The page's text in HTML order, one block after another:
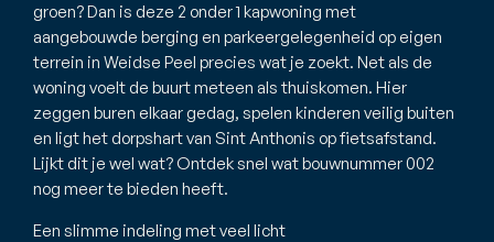
groen? Dan is deze 2 onder 1 kapwoning met
aangebouwde berging en parkeergelegenheid op eigen
terrein in Weidse Peel precies wat je zoekt. Net als de
woning voelt de buurt meteen als thuiskomen. Hier
zeggen buren elkaar gedag, spelen kinderen veilig buiten
en ligt het dorpshart van Sint Anthonis op fietsafstand.
Lijkt dit je wel wat? Ontdek snel wat bouwnummer 002
nog meer te bieden heeft.
Een slimme indeling met veel licht